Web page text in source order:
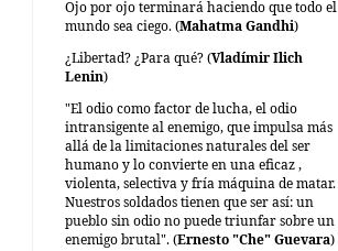
Ojo por ojo terminará haciendo que todo el
mundo sea ciego. (Mahatma Gandhi)
¿Libertad? ¿Para qué? (Vladímir Ilich
Lenin)
"El odio como factor de lucha, el odio
intransigente al enemigo, que impulsa más
allá de la limitaciones naturales del ser
humano y lo convierte en una eficaz ,
violenta, selectiva y fría máquina de matar.
Nuestros soldados tienen que ser así: un
pueblo sin odio no puede triunfar sobre un
enemigo brutal". (Ernesto "Che" Guevara)